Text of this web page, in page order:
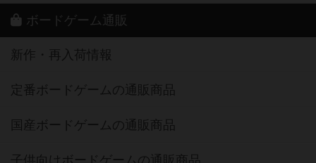
ボードゲーム通販
新作・再入荷情報
定番ボードゲームの通販商品
国産ボードゲームの通販商品
子供向けボードゲームの通販商品